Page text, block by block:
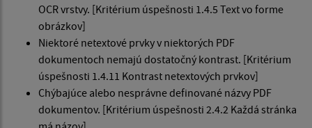
OCR vrstvy. [Kritérium úspešnosti 1.4.5 Text vo forme
obrázkov]
Niektoré netextové prvky v niektorých PDF
dokumentoch nemajú dostatočný kontrast. [Kritérium
úspešnosti 1.4.11 Kontrast netextových prvkov]
Chýbajúce alebo nesprávne definované názvy PDF
dokumentov. [Kritérium úspešnosti 2.4.2 Každá stránka